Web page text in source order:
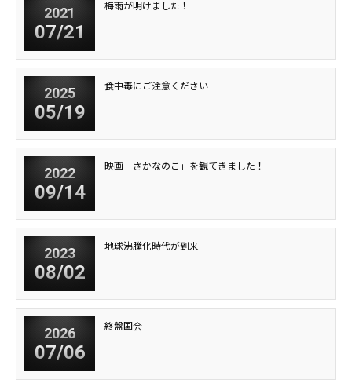
2021
07/21
梅雨が明けました！
2025
05/19
食中毒にご注意ください
2022
09/14
映画「さかなのこ」を観てきました！
2023
08/02
地球沸騰化時代が到来
2026
07/06
終盤国会